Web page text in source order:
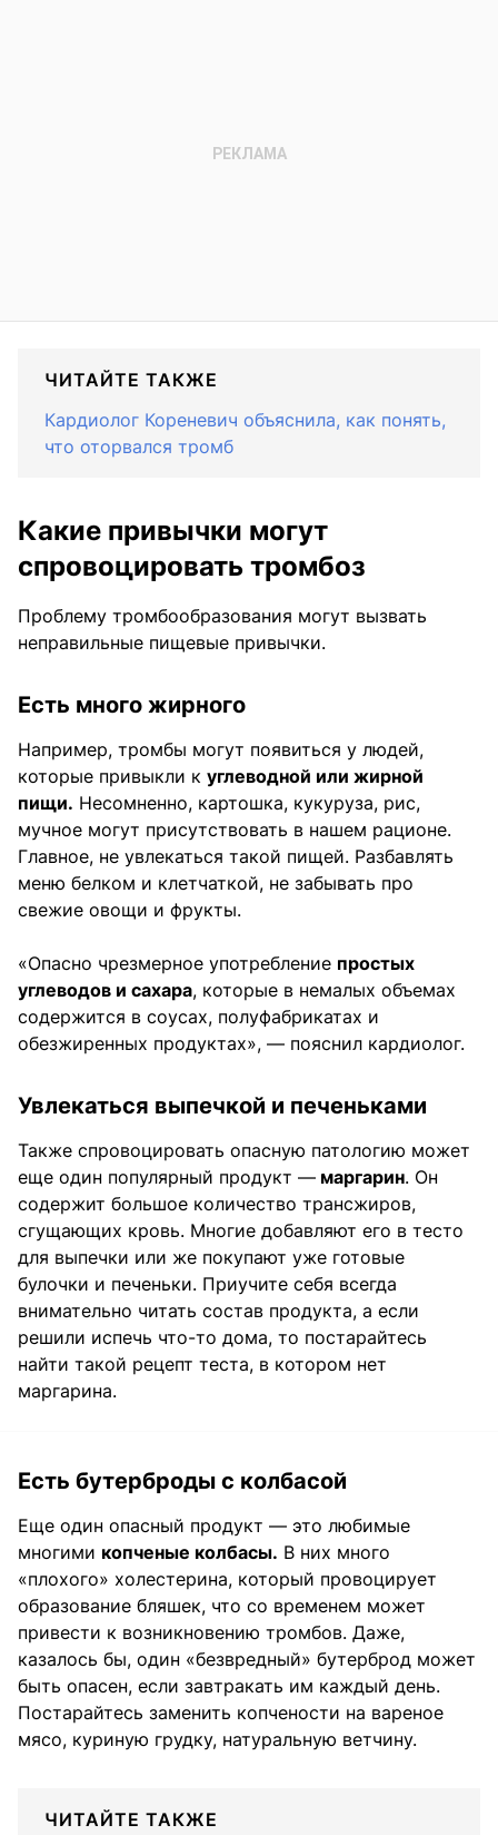
ЧИТАЙТЕ ТАКЖЕ
Кардиолог Кореневич объяснила, как понять,
что оторвался тромб
Какие привычки могут
спровоцировать тромбоз
Проблему тромбообразования могут вызвать
неправильные пищевые привычки.
Есть много жирного
Например, тромбы могут появиться у людей,
которые привыкли к углеводной или жирной
пищи. Несомненно, картошка, кукуруза, рис,
мучное могут присутствовать в нашем рационе.
Главное, не увлекаться такой пищей. Разбавлять
меню белком и клетчаткой, не забывать про
свежие овощи и фрукты.
«Опасно чрезмерное употребление простых
углеводов и сахара, которые в немалых объемах
содержится в соусах, полуфабрикатах и
обезжиренных продуктах», — пояснил кардиолог.
Увлекаться выпечкой и печеньками
Также спровоцировать опасную патологию может
еще один популярный продукт — маргарин. Он
содержит большое количество трансжиров,
сгущающих кровь. Многие добавляют его в тесто
для выпечки или же покупают уже готовые
булочки и печеньки. Приучите себя всегда
внимательно читать состав продукта, а если
решили испечь что-то дома, то постарайтесь
найти такой рецепт теста, в котором нет
маргарина.
Есть бутерброды с колбасой
Еще один опасный продукт — это любимые
многими копченые колбасы. В них много
«плохого» холестерина, который провоцирует
образование бляшек, что со временем может
привести к возникновению тромбов. Даже,
казалось бы, один «безвредный» бутерброд может
быть опасен, если завтракать им каждый день.
Постарайтесь заменить копчености на вареное
мясо, куриную грудку, натуральную ветчину.
ЧИТАЙТЕ ТАКЖЕ